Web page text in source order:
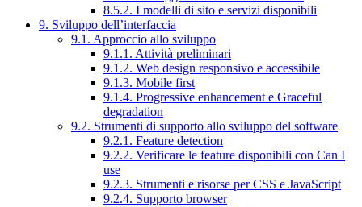
8.5.2. I modelli di sito e servizi disponibili
9. Sviluppo dell’interfaccia
9.1. Approccio allo sviluppo
9.1.1. Attività preliminari
9.1.2. Web design responsivo e accessibile
9.1.3. Mobile first
9.1.4. Progressive enhancement e Graceful
degradation
9.2. Strumenti di supporto allo sviluppo del software
9.2.1. Feature detection
9.2.2. Verificare le feature disponibili con Can I
use
9.2.3. Strumenti e risorse per CSS e JavaScript
9.2.4. Supporto browser